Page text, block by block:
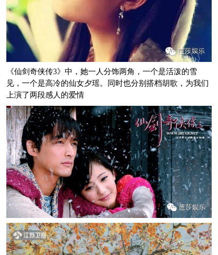
《仙剑奇侠传3》中，她一人分饰两角，一个是活泼的雪
见，一个是高冷的仙女夕瑶。同时也分别搭档胡歌，为我们
上演了两段感人的爱情